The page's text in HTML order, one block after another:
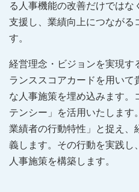
る人事機能の改善だけでは
支援し、業績向上につながる
す。
経営理念・ビジョンを実現す
ランススコアカードを用いて
な人事施策を埋め込みます
テンシー」を活用いたします
業績者の行動特性」と捉え、
義します。その行動を実践し
人事施策を構築します。